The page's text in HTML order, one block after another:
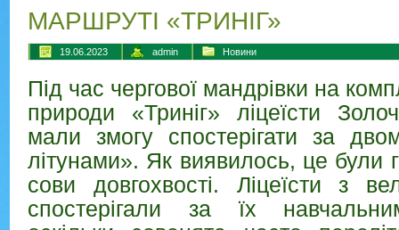
МАРШРУТІ «ТРИНІГ»
19.06.2023 admin Новини
Під час чергової мандрівки на
природи «Триніг» ліцеїсти
мали змогу спостерігати за
літунами». Як виявилось, це були
сови довгохвості. Ліцеїсти з
спостерігали за їх